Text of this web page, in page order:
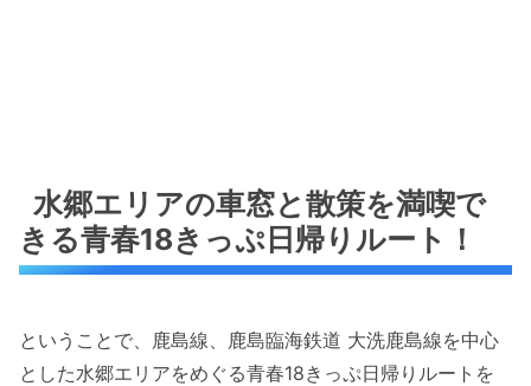
水郷エリアの車窓と散策を満喫で
きる青春18きっぷ日帰りルート！
ということで、鹿島線、鹿島臨海鉄道 大洗鹿島線を中心
とした水郷エリアをめぐる青春18きっぷ日帰りルートを